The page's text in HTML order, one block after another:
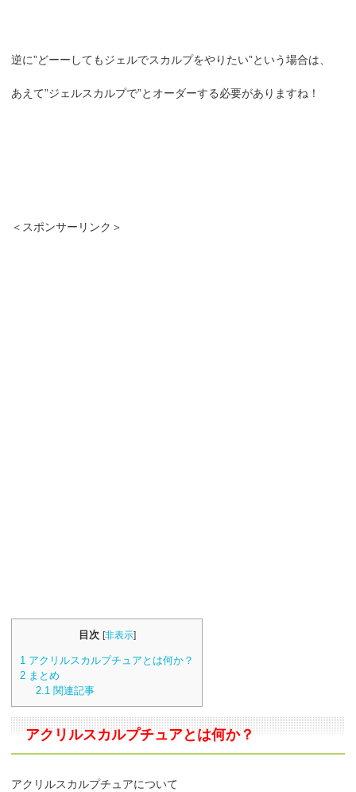
逆に”どーーしてもジェルでスカルプをやりたい”という場合は、
あえて”ジェルスカルプで”とオーダーする必要がありますね！
＜スポンサーリンク＞
目次 [非表示]
1 アクリルスカルプチュアとは何か？
2 まとめ
2.1 関連記事
アクリルスカルプチュアとは何か？
アクリルスカルプチュアについて